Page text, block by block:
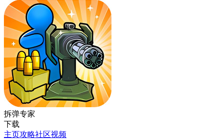
拆弹专家
下载
主页攻略社区视频